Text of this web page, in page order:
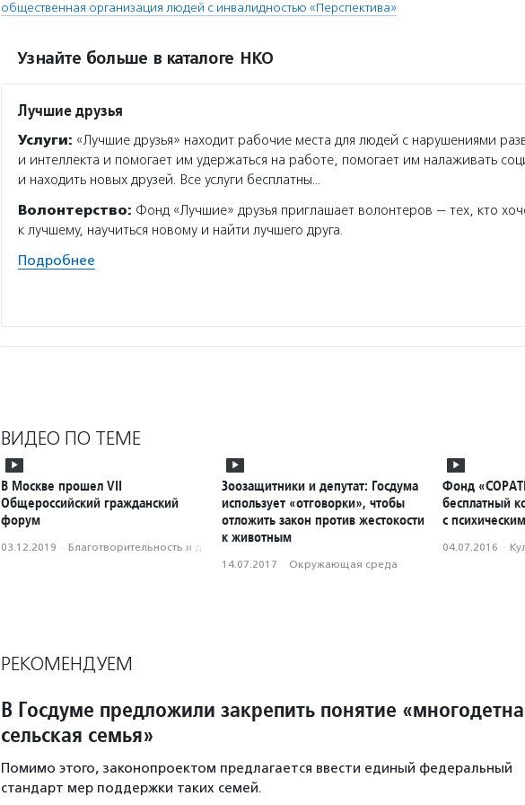
общественная организация людей с инвалидностью «Перспектива»
Узнайте больше в каталоге НКО
Лучшие друзья
Услуги: «Лучшие друзья» находит рабочие места для людей с нарушениями
и интеллекта и помогает им удержаться на работе, помогает им налаживать
и находить новых друзей. Все услуги бесплатны…
Волонтерство: Фонд «Лучшие» друзья приглашает волонтеров — тех, кто
к лучшему, научиться новому и найти лучшего друга.
Подробнее
ВИДЕО ПО ТЕМЕ
В Москве прошел VII
Общероссийский гражданский
форум
03.12.2019 · Благотвори­тель­ность и доброволь­чест­во
Зоозащитники и депутат: Госдума
использует «отговорки», чтобы
отложить закон против жестокости
к животным
14.07.2017 · Окружающая среда
Фонд
бесплатный
с
04.07.2016 ·
РЕКОМЕНДУЕМ
В Госдуме предложили закрепить понятие
сельская семья»
Помимо этого, законопроектом предлагается ввести единый федеральный
стандарт мер поддержки таких семей.